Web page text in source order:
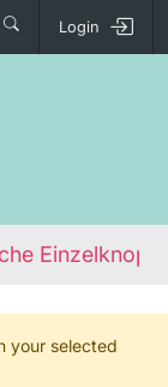
Login
your selected